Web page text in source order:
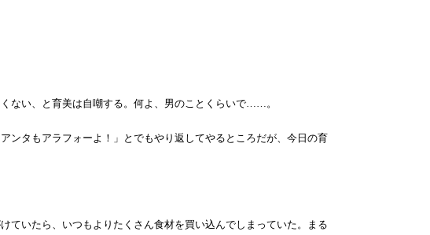
ない、と育美は自嘲する。何よ、男のことくらいで……。
ンタもアラフォーよ！」とでもやり返してやるところだが、今日の育
ていたら、いつもよりたくさん食材を買い込んでしまっていた。まる